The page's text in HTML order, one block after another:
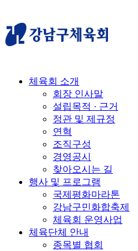
체육회 소개
회장 인사말
설립목적 · 근거
정관 및 제규정
연혁
조직구성
경영공시
찾아오시는 길
행사 및 프로그램
국제평화마라톤
강남구민화합축제
체육회 운영사업
체육단체 안내
종목별 협회